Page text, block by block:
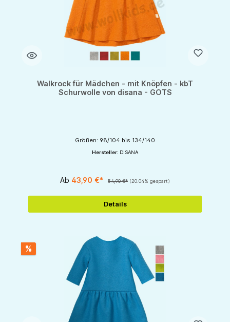
Walkrock für Mädchen - mit Knöpfen - kbT
Schurwolle von disana - GOTS
Größen: 98/104 bis 134/140
Hersteller: DISANA
Ab 43,90 €* 54,90 €* (20.04% gespart)
Details
%